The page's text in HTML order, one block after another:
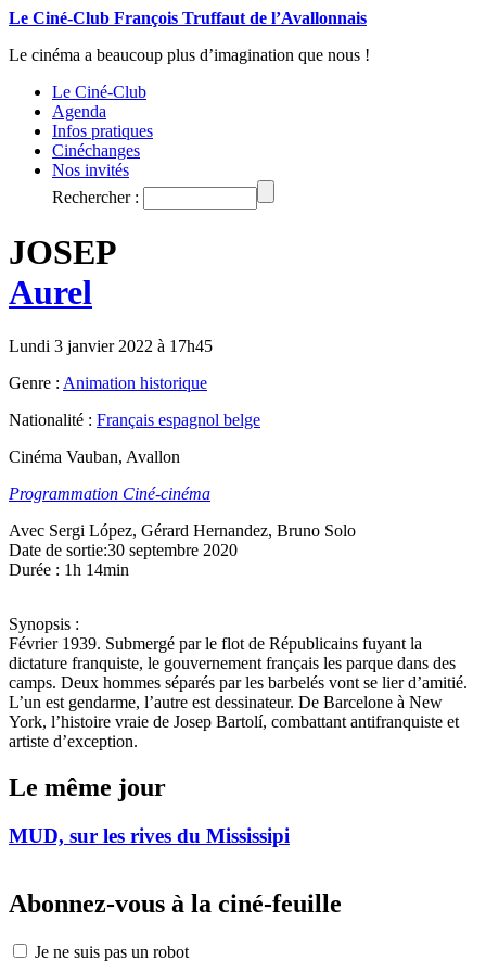
Le Ciné-Club François Truffaut de l’Avallonnais
Le cinéma a beaucoup plus d’imagination que nous !
Le Ciné-Club
Agenda
Infos pratiques
Cinéchanges
Nos invités
Rechercher :
JOSEP
Aurel
Lundi 3 janvier 2022 à 17h45
Genre : Animation historique
Nationalité : Français espagnol belge
Cinéma Vauban, Avallon
Programmation Ciné-cinéma
Avec Sergi López, Gérard Hernandez, Bruno Solo
Date de sortie:30 septembre 2020
Durée : 1h 14min
Synopsis :
Février 1939. Submergé par le flot de Républicains fuyant la
dictature franquiste, le gouvernement français les parque dans des
camps. Deux hommes séparés par les barbelés vont se lier d’amitié.
L’un est gendarme, l’autre est dessinateur. De Barcelone à New
York, l’histoire vraie de Josep Bartolí, combattant antifranquiste et
artiste d’exception.
Le même jour
MUD, sur les rives du Mississipi
Abonnez-vous à la ciné-feuille
Je ne suis pas un robot